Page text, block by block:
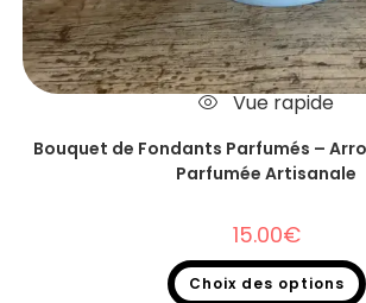
Vue rapide
Bouquet de Fondants Parfumés –
Parfumée Artisanale
15.00€
Choix des options